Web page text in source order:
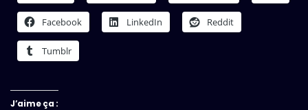
Facebook LinkedIn Reddit
Tumblr
J’aime ça :